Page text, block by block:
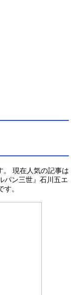
：清水達正録音
楽：渡辺岳夫協
制作：よみうり
ー主題歌「行け
ンブル・ボッカ
／講談社・TMS
※本ページは動
ロモーションが
詳細や最新の配
。 現在人気の記事は
パン三世』石川五エ
。